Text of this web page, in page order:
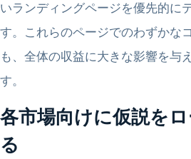
いランディングページを優先的に
す。これらのページでのわずかな
も、全体の収益に大きな影響を与
す。
各市場向けに仮説を
る